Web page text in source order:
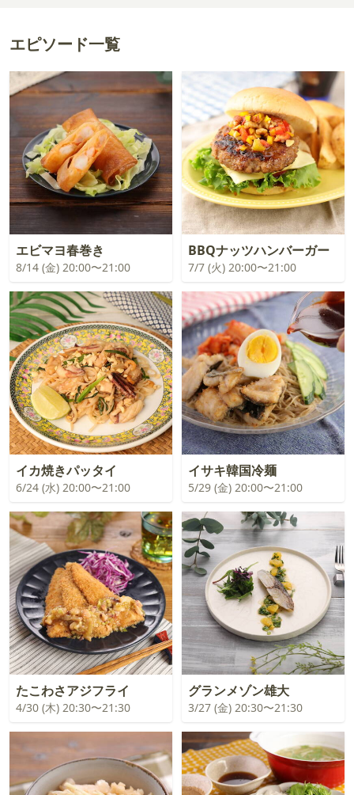
エピソード一覧
エビマヨ春巻き
8/14 (金) 20:00〜21:00
BBQナッツハンバーガー
7/7 (火) 20:00〜21:00
イカ焼きパッタイ
6/24 (水) 20:00〜21:00
イサキ韓国冷麺
5/29 (金) 20:00〜21:00
たこわさアジフライ
4/30 (木) 20:30〜21:30
グランメゾン雄大
3/27 (金) 20:30〜21:30